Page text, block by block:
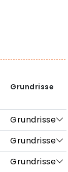
Grundrisse
Grundrisse
Grundrisse
Grundrisse